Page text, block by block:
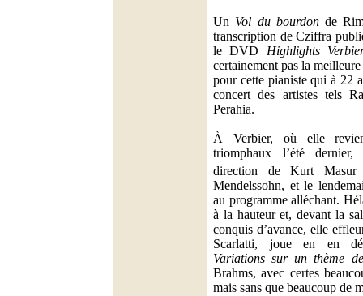
Un Vol du bourdonde
transcription de Cziffra
le DVD Highlights
certainement pas la
pour cette pianiste qui à 22
concert des artistes tels
Perahia.
À Verbier, où elle
triomphaux l’été
direction de Kurt
Mendelssohn, et le
au programme alléchant.
à la hauteur et, devant la
conquis d’avance, elle
Scarlatti, joue en en
Variations sur un thème
Brahms, avec certes
mais sans que beaucoup de